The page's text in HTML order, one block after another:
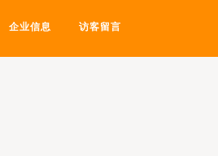
企业信息 访客留言